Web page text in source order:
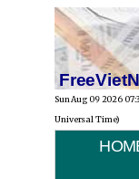
Sun Aug 09 2026
Universal Time)